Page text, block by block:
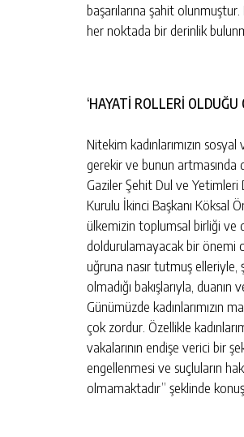
başarılarına şahit
her noktada bir derinlik
‘HAYATİ ROLLERİ OLDUĞU
Nitekim kadınlarımızın sosyal
gerekir ve bunun
Gaziler Şehit Dul ve Yetimleri
Kurulu İkinci Başkanı Köksal
ülkemizin toplumsal birliği ve
doldurulamayacak bir önemi
uğruna nasır tutmuş elleriyle,
olmadığı bakışlarıyla,
Günümüzde kadınlarımızın
çok zordur. Özellikle
vakalarının endişe verici bir
engellenmesi ve suçluların
olmamaktadır” şeklinde